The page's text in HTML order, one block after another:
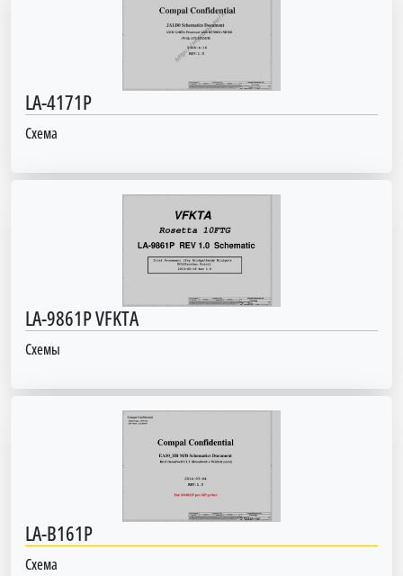
LA-4171P
Схема
LA-9861P VFKTA
Схемы
LA-B161P
Схема